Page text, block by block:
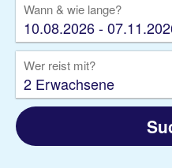
Wann & wie lange?
10.08.2026 -
Wer reist mit?
2 Erwachsene